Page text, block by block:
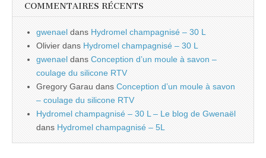
COMMENTAIRES RÉCENTS
gwenael dans Hydromel champagnisé – 30 L
Olivier dans Hydromel champagnisé – 30 L
gwenael dans Conception d’un moule à savon –
coulage du silicone RTV
Gregory Garau dans Conception d’un moule à savon
– coulage du silicone RTV
Hydromel champagnisé – 30 L – Le blog de Gwenaël
dans Hydromel champagnisé – 5L